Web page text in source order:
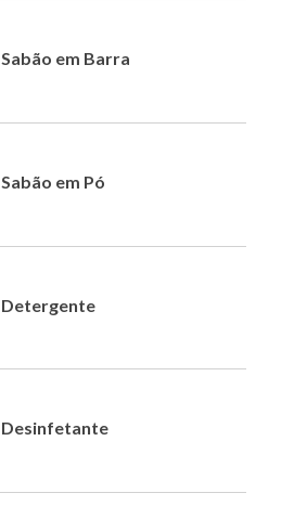
Sabão em Barra
Sabão em Pó
Detergente
Desinfetante